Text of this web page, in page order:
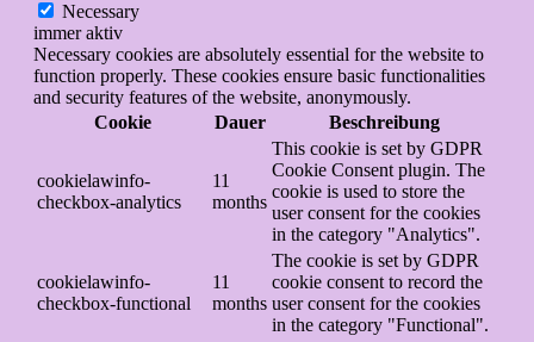
Necessary
immer aktiv
Necessary cookies are absolutely essential for the website to
function properly. These cookies ensure basic functionalities
and security features of the website, anonymously.
Cookie
Dauer Beschreibung
cookielawinfo-
checkbox-analytics
11
months
This cookie is set by GDPR
Cookie Consent plugin. The
cookie is used to store the
user consent for the cookies
in the category "Analytics".
cookielawinfo-
checkbox-functional
11
months
The cookie is set by GDPR
cookie consent to record the
user consent for the cookies
in the category "Functional".